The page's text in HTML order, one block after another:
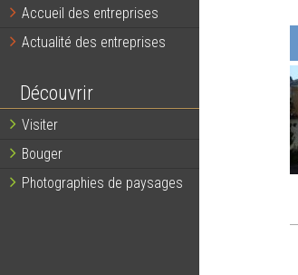
Accueil des entreprises
Actualité des entreprises
Découvrir
Visiter
Bouger
Photographies de paysages